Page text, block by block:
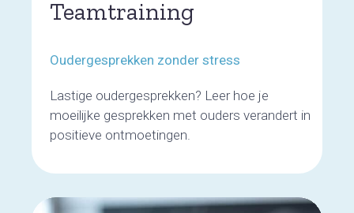
Teamtraining
Oudergesprekken zonder stress
Lastige oudergesprekken? Leer hoe je
moeilijke gesprekken met ouders verandert in
positieve ontmoetingen.